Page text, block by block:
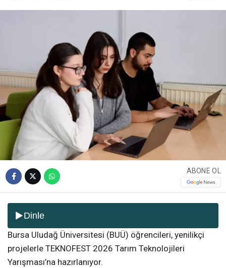
ABONE OL
Dinle
Bursa Uludağ Üniversitesi (BUÜ) öğrencileri, yenilikçi
projelerle TEKNOFEST 2026 Tarım Teknolojileri
Yarışması’na hazırlanıyor.